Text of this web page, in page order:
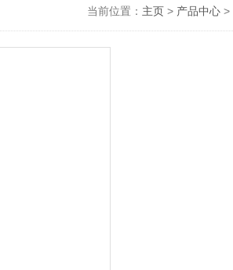
当前位置： 主页 > 产品中心>